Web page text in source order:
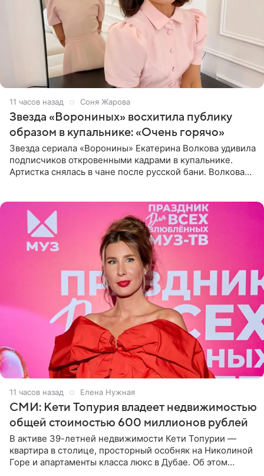
11 часов назад Соня Жарова
Звезда «Ворониных» восхитила публику
образом в купальнике: «Очень горячо»
Звезда сериала «Воронины» Екатерина Волкова удивила
подписчиков откровенными кадрами в купальнике.
Артистка снялась в чане после русской бани. Волкова
11 часов назад Елена Нужная
СМИ: Кети Топурия владеет недвижимостью
общей стоимостью 600 миллионов рублей
В активе 39-летней недвижимости Кети Топурии —
квартира в столице, просторный особняк на Николиной
Горе и апартаменты класса люкс в Дубае. Об этом